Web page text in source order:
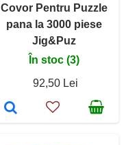
Covor Pentru Puzzle
pana la 3000 piese
Jig&Puz
În stoc (3)
92,50 Lei